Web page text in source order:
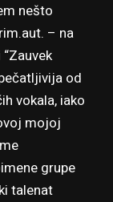
nešto
– na
od
vokala, iako
mojoj
grupe
talenat